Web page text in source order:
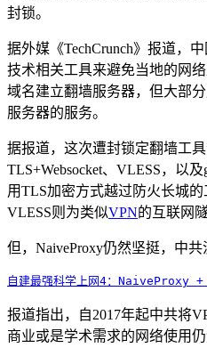
封锁。
据外媒《TechCrunch》报道，
技术相关工具来避免当地的网
域名建立翻墙服务器，但大部
服务器的服务。
据报道，这次遭封锁定翻墙工
TLS+Websocket、VLESS，以
用TLS加密方式越过防火长城的
VLESS则为类似VPN的互联网
但，NaiveProxy仍然坚挺，中
自建最强科学上网4：NaiveProxy
报道指出，自2017年起中共将
商业或是学术需求的网络使用仍